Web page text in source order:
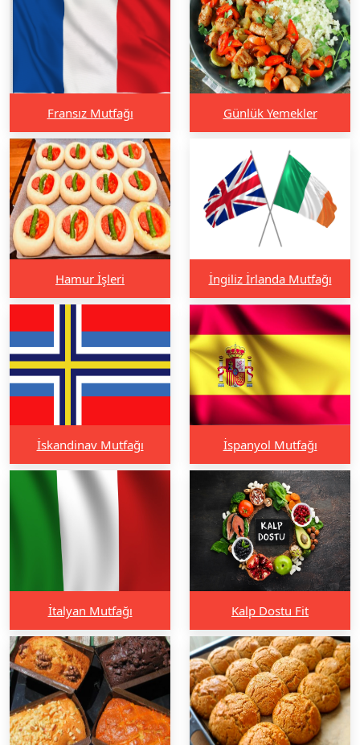
Fransız Mutfağı Günlük Yemekler
Hamur İşleri İngiliz İrlanda Mutfağı
İskandinav Mutfağı İspanyol Mutfağı
İtalyan Mutfağı Kalp Dostu Fit